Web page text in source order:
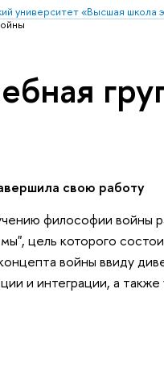
университет «Высшая школа
свою работу
философии войны
цель которого
войны ввиду
и интеграции, а